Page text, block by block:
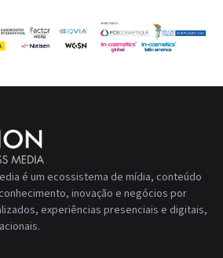
é um ecossistema de mídia, conteúdo
inovação e negócios por
experiências presenciais e digitais,